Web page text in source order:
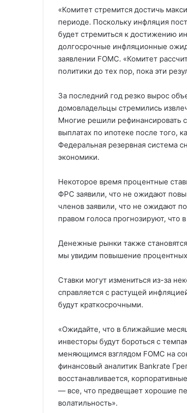
«Комитет стремится достичь
периоде. Поскольку инфляция
будет стремиться к достижению
долгосрочные инфляционные
заявлении FOMC. «Комитет
политики до тех пор, пока эти
За последний год резко вырос
домовладельцы стремились
Многие решили рефинансировать
выплатах по ипотеке после того,
Федеральная резервная система
экономики.
Некоторое время процентные
ФРС заявили, что не ожидают
членов заявили, что не ожидают
правом голоса прогнозируют,
Денежные рынки также
мы увидим повышение процентных
Ставки могут измениться из-за
справляется с растущей
будут краткосрочными.
«Ожидайте, что в ближайшие
инвесторы будут бороться с
меняющимся взглядом FOMC на
финансовый аналитик Bankrate
восстанавливается,
— все, что предвещает хорошие
волатильность».